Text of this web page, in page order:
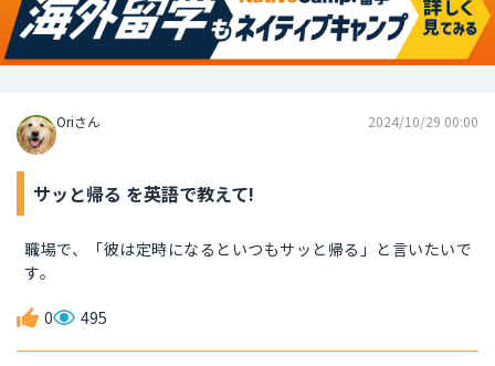
Oriさん 2024/10/29 00:00
サッと帰る を英語で教えて!
職場で、「彼は定時になるといつもサッと帰る」と言いたいで
す。
0 495